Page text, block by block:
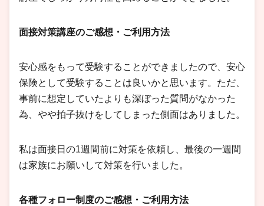
面接対策講座のご感想・ご利用方法
安心感をもって受験することができましたので、安心
保険として受験することは良いかと思います。ただ、
事前に想定していたよりも深ぼった質問がなかった
為、やや拍子抜けをしてしまった側面はありました。
私は面接日の1週間前に対策を依頼し、最後の一週間
は家族にお願いして対策を行いました。
各種フォロー制度のご感想・ご利用方法